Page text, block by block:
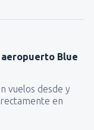
Blue
vuelos desde y
en